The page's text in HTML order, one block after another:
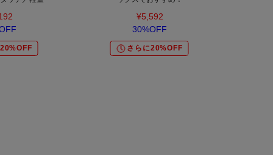
¥5,592
30%OFF
さらに20%OFF